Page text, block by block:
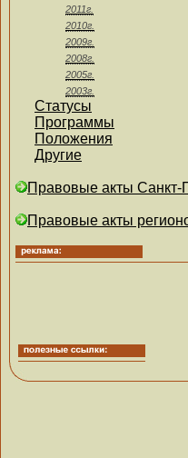
2011г.
2010г.
2009г.
2008г.
2005г.
2003г.
Статусы
Программы
Положения
Другие
Правовые акты Санкт-
Правовые акты